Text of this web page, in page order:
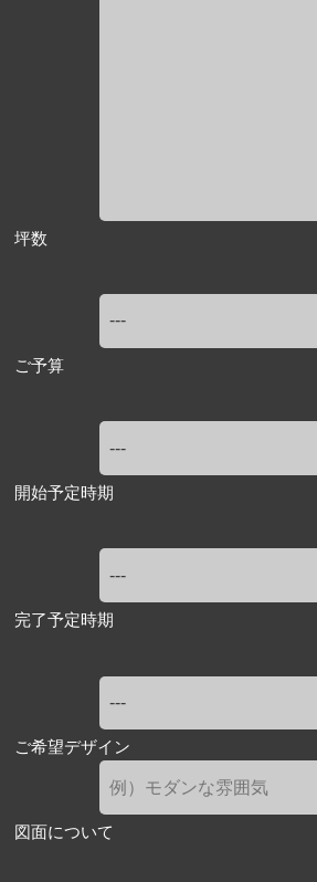
坪数
ご予算
開始予定時期
完了予定時期
ご希望デザイン
図面について